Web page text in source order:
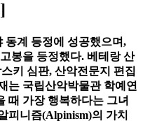
동계 등정에 성공했으며,
봉을 등정했다. 베테랑 산
키 심판, 산악전문지 편집
는 국립산악박물관 학예연
때 가장 행복하다는 그녀
피니즘(Alpinism)의 가치